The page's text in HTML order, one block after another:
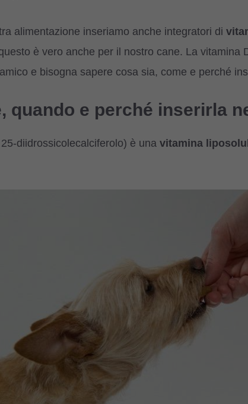
alimentazione inseriamo anche integratori di
è vero anche per il nostro cane. La vitamina
e bisogna sapere cosa sia, come e perché
quando e perché inserirla
diidrossicolecalciferolo) è una vitamina